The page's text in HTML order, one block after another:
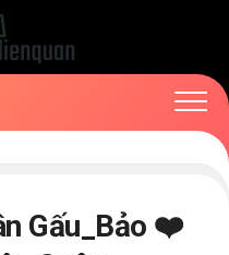
Gấu_Bảo ❤️